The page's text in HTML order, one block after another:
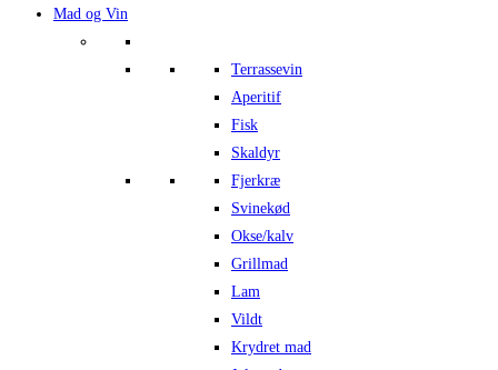
Mad og Vin
Terrassevin
Aperitif
Fisk
Skaldyr
Fjerkræ
Svinekød
Okse/kalv
Grillmad
Lam
Vildt
Krydret mad